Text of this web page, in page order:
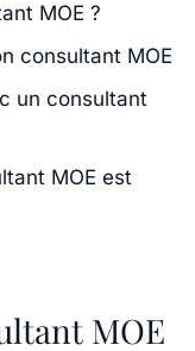
MOE ?
consultant MOE
un consultant
MOE est
MOE